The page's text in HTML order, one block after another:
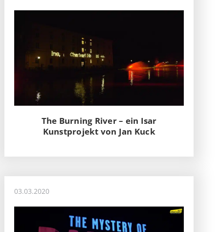
The Burning River – ein Isar
Kunstprojekt von Jan Kuck
03.03.2020